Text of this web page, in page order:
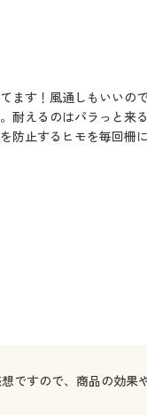
ます！風通しもいい
耐えるのはパラっと
防止するヒモを毎回
すので、商品の効果